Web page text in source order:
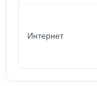
Интернет